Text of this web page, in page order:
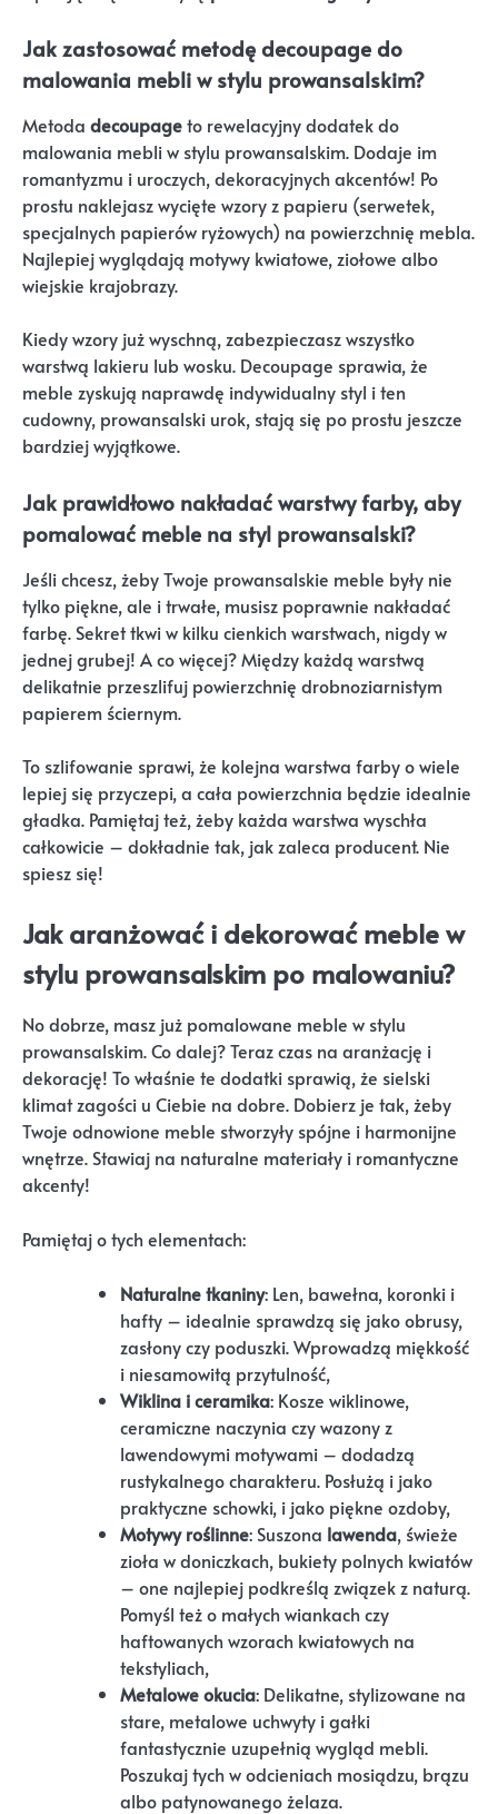
Jak zastosować metodę decoupage do
malowania mebli w stylu prowansalskim?
Metoda decoupageto rewelacyjny dodatek do
malowania mebli w stylu prowansalskim. Dodaje im
romantyzmu i uroczych, dekoracyjnych akcentów! Po
prostu naklejasz wycięte wzory z papieru (serwetek,
specjalnych papierów ryżowych) na powierzchnię mebla.
Najlepiej wyglądają motywy kwiatowe, ziołowe albo
wiejskie krajobrazy.
Kiedy wzory już wyschną, zabezpieczasz wszystko
warstwą lakieru lub wosku. Decoupage sprawia, że
meble zyskują naprawdę indywidualny styl i ten
cudowny, prowansalski urok, stają się po prostu jeszcze
bardziej wyjątkowe.
Jak prawidłowo nakładać warstwy farby, aby
pomalować meble na styl prowansalski?
Jeśli chcesz, żeby Twoje prowansalskie meble były nie
tylko piękne, ale i trwałe, musisz poprawnie nakładać
farbę. Sekret tkwi w kilku cienkich warstwach, nigdy w
jednej grubej! A co więcej? Między każdą warstwą
delikatnie przeszlifuj powierzchnię drobnoziarnistym
papierem ściernym.
To szlifowanie sprawi, że kolejna warstwa farby o wiele
lepiej się przyczepi, a cała powierzchnia będzie idealnie
gładka. Pamiętaj też, żeby każda warstwa wyschła
całkowicie – dokładnie tak, jak zaleca producent. Nie
spiesz się!
Jak aranżować i dekorować meble w
stylu prowansalskim po malowaniu?
No dobrze, masz już pomalowane meble w stylu
prowansalskim. Co dalej? Teraz czas na aranżację i
dekorację! To właśnie te dodatki sprawią, że sielski
klimat zagości u Ciebie na dobre. Dobierz je tak, żeby
Twoje odnowione meble stworzyły spójne i harmonijne
wnętrze. Stawiaj na naturalne materiały i romantyczne
akcenty!
Pamiętaj o tych elementach:
Naturalne tkaniny: Len, bawełna, koronki i
hafty – idealnie sprawdzą się jako obrusy,
zasłony czy poduszki. Wprowadzą miękkość
i niesamowitą przytulność,
Wiklina i ceramika: Kosze wiklinowe,
ceramiczne naczynia czy wazony z
lawendowymi motywami – dodadzą
rustykalnego charakteru. Posłużą i jako
praktyczne schowki, i jako piękne ozdoby,
Motywy roślinne: Suszona lawenda, świeże
zioła w doniczkach, bukiety polnych kwiatów
– one najlepiej podkreślą związek z naturą.
Pomyśl też o małych wiankach czy
haftowanych wzorach kwiatowych na
tekstyliach,
Metalowe okucia: Delikatne, stylizowane na
stare, metalowe uchwyty i gałki
fantastycznie uzupełnią wygląd mebli.
Poszukaj tych w odcieniach mosiądzu, brązu
albo patynowanego żelaza.